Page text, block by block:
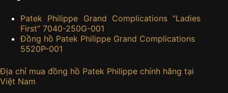
Patek Philippe Grand Complications “Ladies
First” 7040-250G-001
Đồng hồ Patek Philippe Grand Complications
5520P-001
Địa chỉ mua đồng hồ Patek Philippe chính hãng tại
Việt Nam